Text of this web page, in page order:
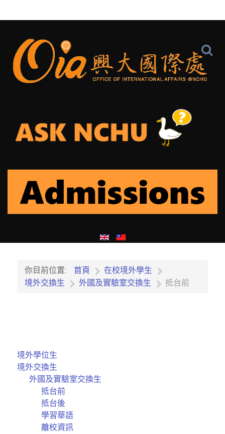
你目前位置: 首頁
在校境外學生
境外交換生
外國及實驗室交換生 抵台前
境外學位生
境外交換生
外國及實驗室交換生
抵台前
抵台後
學習華語
離校資訊